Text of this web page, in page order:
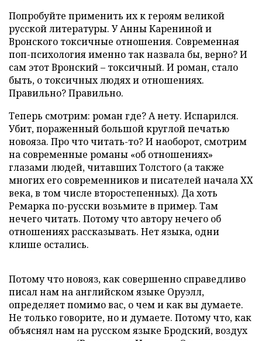
Попробуйте применить их к героям великой
русской литературы. У Анны Карениной и
Вронского токсичные отношения. Современная
поп-психология именно так назвала бы, верно? И
сам этот Вронский – токсичный. И роман, стало
быть, о токсичных людях и отношениях.
Правильно? Правильно.
Теперь смотрим: роман где? А нету. Испарился.
Убит, пораженный большой круглой печатью
новояза. Про что читать-то? И наоборот, смотрим
на современные романы «об отношениях»
глазами людей, читавших Толстого (а также
многих его современников и писателей начала XX
века, в том числе второстепенных). Да хоть
Ремарка по-русски возьмите в пример. Там
нечего читать. Потому что автору нечего об
отношениях рассказывать. Нет языка, одни
клише остались.
Потому что новояз, как совершенно справедливо
писал нам на английском языке Оруэлл,
определяет помимо вас, о чем и как вы думаете.
Не только говорите, но и думаете. Потому что, как
объяснял нам на русском языке Бродский, воздух